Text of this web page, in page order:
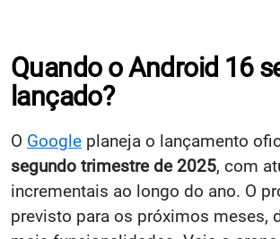
Quando o Android 16
lançado?
O Google planeja o lançamento
segundo trimestre de 2025, com
incrementais ao longo do ano. O
previsto para os próximos meses,